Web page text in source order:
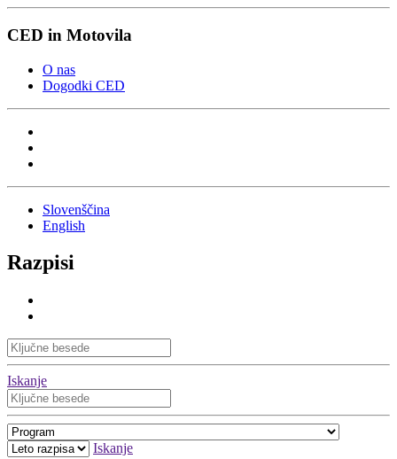
CED in Motovila
O nas
Dogodki CED
Slovenščina
English
Razpisi
Iskanje
Iskanje